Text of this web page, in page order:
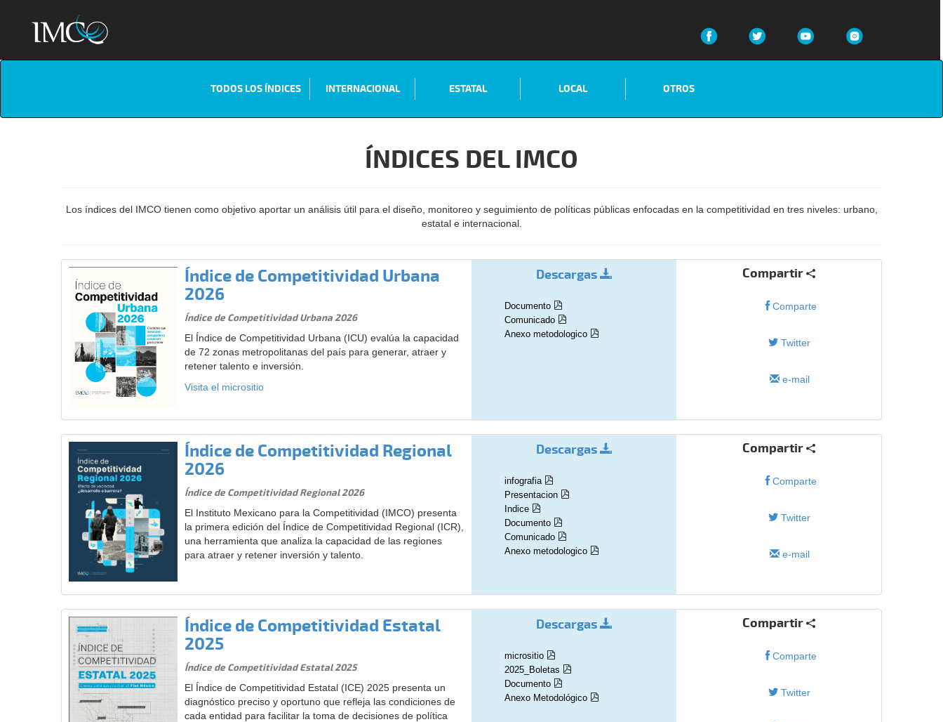
TODOS LOS ÍNDICES INTERNACIONAL ESTATAL LOCAL OTROS
ÍNDICES DEL IMCO
Los índices del IMCO tienen como objetivo aportar un análisis útil para el diseño, monitoreo y seguimiento de políticas públicas enfocadas en la competitividad en tres niveles: urbano,
estatal e internacional.
Índice de Competitividad Urbana
2026
Índice de Competitividad Urbana 2026
El Índice de Competitividad Urbana (ICU) evalúa la capacidad
de 72 zonas metropolitanas del país para generar, atraer y
retener talento e inversión.
Visita el micrositio
Descargas
Documento
Comunicado
Anexo metodologico
Compartir
Comparte
Twitter
e-mail
Índice de Competitividad Regional
2026
Índice de Competitividad Regional 2026
El Instituto Mexicano para la Competitividad (IMCO) presenta
la primera edición del Índice de Competitividad Regional (ICR),
una herramienta que analiza la capacidad de las regiones
para atraer y retener inversión y talento.
Descargas
infografia
Presentacion
Indice
Documento
Comunicado
Anexo metodologico
Compartir
Comparte
Twitter
e-mail
Índice de Competitividad Estatal
2025
Índice de Competitividad Estatal 2025
El Índice de Competitividad Estatal (ICE) 2025 presenta un
diagnóstico preciso y oportuno que refleja las condiciones de
cada entidad para facilitar la toma de decisiones de política
Descargas
micrositio
2025_Boletas
Documento
Anexo Metodológico
Compartir
Comparte
Twitter